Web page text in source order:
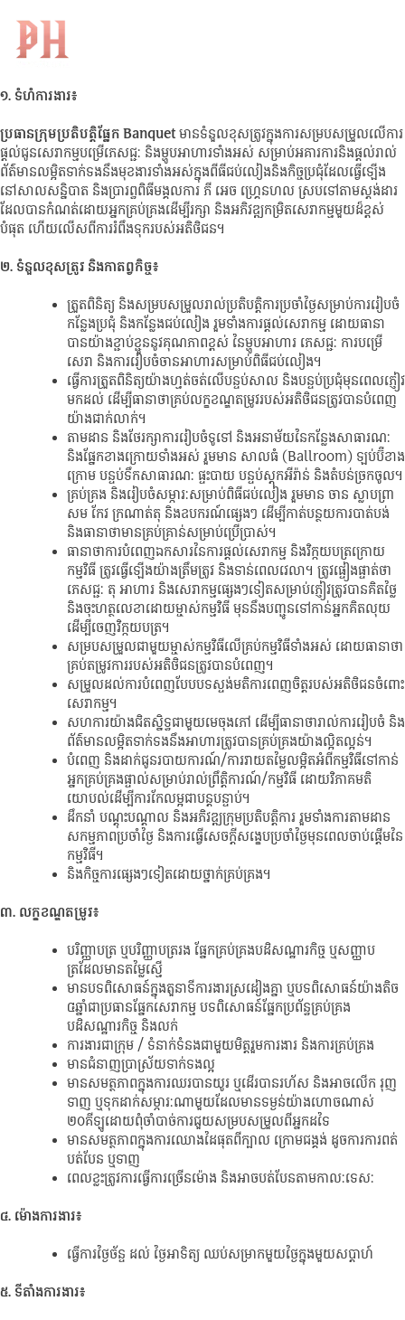
content
ប្រធានក្រុមប្រតិបត្តិផ្នែក Banquet
(PH Grand Hall)
១. ទំហំការងារ៖
ប្រធានក្រុមប្រតិបត្តិផ្នែក Banquetមានទំនួលខុសត្រូវក្នុងការសម្របសម្រួលលើការ
ផ្តល់ជូនសេវាកម្មបម្រើភេសជ្ជៈ និងម្ហូបអាហារទាំងអស់ សម្រាប់អគារការនិងផ្តល់រាល់
ព័ត៌មានលម្អិតទាក់ទងនឹងមុខងារទាំងអស់ក្នុងពីធីជប់លៀងនិងកិច្ចប្រជុំដែលធ្វើឡើង
នៅសាលសន្និបាត និងប្រារព្ធពិធីមង្គលការ ភី អេច ហ្រ្គេនហល ស្របទៅតាមស្តង់ដារ
ដែលបានកំណត់ដោយអ្នកគ្រប់គ្រងដើម្បីរក្សា និងអភិវឌ្ឍកម្រិតសេវាកម្មមួយដ៏ខ្ពស់
បំផុត ហើយលើសពីការរំពឹងទុករបស់អតិថិជន។
២. ទំនួលខុសត្រូវ និងកាតព្វកិច្ច៖
ត្រួតពិនិត្យ និងសម្របសម្រួលរាល់ប្រតិបត្តិការប្រចាំថ្ងៃសម្រាប់ការរៀបចំ
កន្លែងប្រជុំ និងកន្លែងជប់លៀង រួមទាំងការផ្តល់សេវាកម្ម ដោយធានា
បានយ៉ាងខ្ជាប់ខ្ជួននូវគុណភាពខ្ពស់ នៃម្ហូបអាហារ ភេសជ្ជៈ ការបម្រើ
សេវា និងការរៀបចំចានអាហារសម្រាប់ពិធីជប់លៀង។
ធ្វើការត្រួតពិនិត្យយ៉ាងហ្មត់ចត់លើបន្ទប់សាល និងបន្ទប់ប្រជុំមុនពេលភ្ញៀវ
មកដល់ ដើម្បីធានាថាគ្រប់លក្ខខណ្ឌតម្រូវរបស់អតិថិជនត្រូវបានបំពេញ
យ៉ាងជាក់លាក់។
តាមដាន និងថែរក្សាការរៀបចំទូទៅ និងអនាម័យនៃកន្លែងសាធារណៈ
និងផ្នែកខាងក្រោយទាំងអស់ រួមមាន សាលធំ (Ballroom) ឡប់ប៊ីខាង
ក្រោម បន្ទប់ទឹកសាធារណៈ ផ្ទះបាយ បន្ទប់ស្តុកអីវ៉ាន់ និងតំបន់ច្រកចូល។
គ្រប់គ្រង និងរៀបចំសម្ភារៈសម្រាប់ពិធីជប់លៀង រួមមាន ចាន ស្លាបព្រា
សម កែវ ក្រណាត់តុ និងឧបករណ៍ផ្សេងៗ ដើម្បីកាត់បន្ថយការបាត់បង់
និងធានាថាមានគ្រប់គ្រាន់សម្រាប់ប្រើប្រាស់។
ធានាថាការបំពេញឯកសារនៃការផ្តល់សេវាកម្ម និងវិក្កយបត្រក្រោយ
កម្មវិធី ត្រូវធ្វើឡើងយ៉ាងត្រឹមត្រូវ និងទាន់ពេលវេលា។ ត្រូវផ្ទៀងផ្ទាត់ថា
ភេសជ្ជៈ តុ អាហារ និងសេវាកម្មផ្សេងៗទៀតសម្រាប់ភ្ញៀវត្រូវបានគិតថ្លៃ
និងចុះហត្ថលេខាដោយម្ចាស់កម្មវិធី មុននឹងបញ្ជូនទៅកាន់អ្នកគិតលុយ
ដើម្បីចេញវិក្កយបត្រ។
សម្របសម្រួលជាមួយម្ចាស់កម្មវិធីលើគ្រប់កម្មវិធីទាំងអស់ ដោយធានាថា
គ្រប់តម្រូវការរបស់អតិថិជនត្រូវបានបំពេញ។
សម្រួលដល់ការបំពេញបែបបទស្ទង់មតិការពេញចិត្តរបស់អតិថិជនចំពោះ
សេវាកម្ម។
សហការយ៉ាងជិតស្និទ្ធជាមួយមេចុងភៅ ដើម្បីធានាថារាល់ការរៀបចំ និង
ព័ត៌មានលម្អិតទាក់ទងនឹងអាហារត្រូវបានគ្រប់គ្រងយ៉ាងល្អិតល្អន់។
បំពេញ និងដាក់ជូនរបាយការណ៍/ការវាយតម្លៃលម្អិតអំពីកម្មវិធីទៅកាន់
អ្នកគ្រប់គ្រងផ្ទាល់សម្រាប់រាល់ព្រឹត្តិការណ៍/កម្មវិធី ដោយវិភាគមតិ
យោបល់ដើម្បីការកែលម្អជាបន្តបន្ទាប់។
ដឹកនាំ បណ្តុះបណ្តាល និងអភិវឌ្ឍក្រុមប្រតិបត្តិការ រួមទាំងការតាមដាន
សកម្មភាពប្រចាំថ្ងៃ និងការធ្វើសេចក្តីសង្ខេបប្រចាំថ្ងៃមុនពេលចាប់ផ្តើមនៃ
កម្មវិធី។
និងកិច្ចការផ្សេងៗទៀតដោយថ្នាក់គ្រប់គ្រង។
៣. លក្ខខណ្ឌតម្រូវ៖
បរិញ្ញាបត្រ ឬបរិញ្ញាបត្ររង ផ្នែកគ្រប់គ្រងបដិសណ្ឋារកិច្ច ឬសញ្ញាប
ត្រដែលមានតម្លៃស្មើ
មានបទពិសោធន៍ក្នុងតួនាទីការងារស្រដៀងគ្នា ឬបទពិសោធន៍យ៉ាងតិច
៤​ឆ្នាំជាប្រធានផ្នែកសេវាកម្ម បទពិសោធន៍ផ្នែកប្រព័ន្ធគ្រប់គ្រង
បដិសណ្ឋារកិច្ច និងលក់
ការងារជាក្រុម / ទំនាក់ទំនងជាមួយមិត្តរួមការងារ និងការគ្រប់គ្រង
មានជំនាញប្រាស្រ័យទាក់ទងល្អ
មានសមត្ថភាពក្នុងការឈរបានយូរ ឬដើរបានរហ័ស និងអាចលើក រុញ
ទាញ ឬទុកដាក់សម្ភារៈណាមួយដែលមានទម្ងន់យ៉ាងហោចណាស់
២០គីឡូដោយពុំចាំបាច់ការជួយសម្របសម្រួលពីអ្នកដទៃ
មានសមត្ថភាពក្នុងការឈោងដៃផុតពីក្បាល ក្រោមជង្គង់ ដូចការការពត់
បត់បែន ឬទាញ
ពេលខ្លះត្រូវការធ្វើការច្រើនម៉ោង និងអាចបត់បែនតាមកាលៈទេសៈ
៤. ម៉ោងការងារ៖
ធ្វើការថ្ងៃច័ន្ទ ដល់ ថ្ងៃអាទិត្យ ឈប់សម្រាកមួយថ្ងៃក្នុងមួយសប្តាហ៍
៥. ទីតាំងការងារ៖